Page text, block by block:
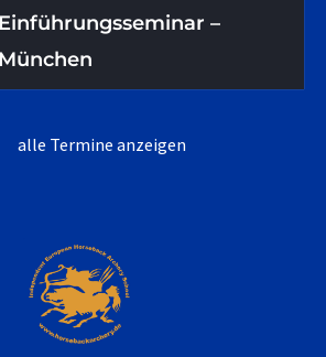
Einführungsseminar –
München
alle Termine anzeigen